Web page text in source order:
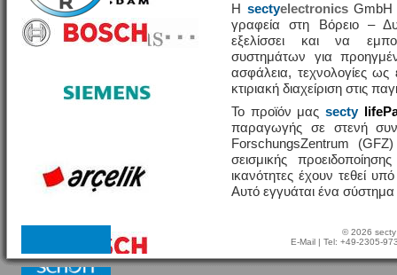
Η sectyelectronicsGmbH
γραφεία στη Βόρειο –
εξελίσσει και να
συστημάτων για
ασφάλεια, τεχνολογίες
κτιριακή διαχείριση στις
Το προϊόν μας secty
παραγωγής σε στενή
ForschungsZentrum
σεισμικής
ικανότητες έχουν τεθεί
Αυτό εγγυάται ένα
© 2026
E-Mail | Tel: +49-2305-